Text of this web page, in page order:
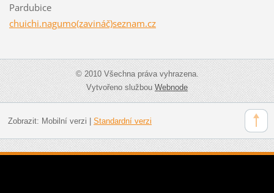
Pardubice
chuichi.nagumo(zavináč)seznam.cz
© 2010 Všechna práva vyhrazena.
Vytvořeno službouWebnode
Zobrazit: Mobilní verzi Standardní verzi